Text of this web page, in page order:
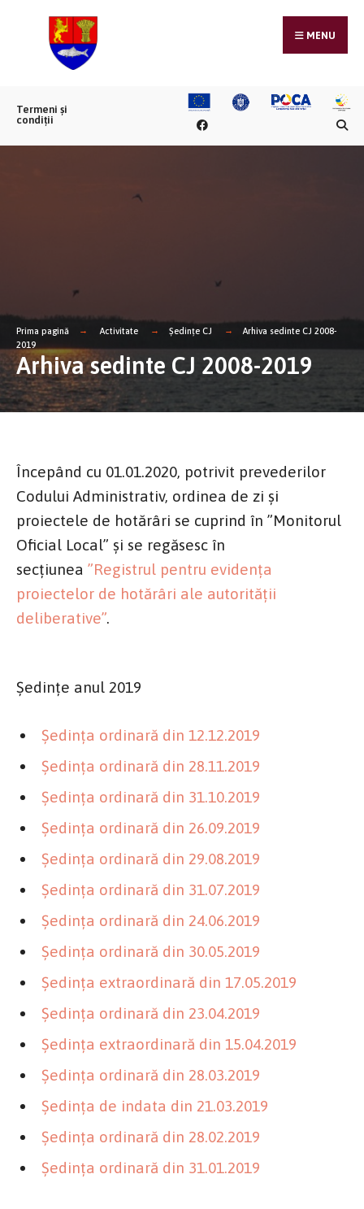
MENU
Termeni și
condiții
Prima pagină Activitate Ședințe CJ
Arhiva sedinte CJ 2008-
2019
Arhiva sedinte CJ 2008-2019
Începând cu 01.01.2020, potrivit prevederilor
Codului Administrativ, ordinea de zi și
proiectele de hotărâri se cuprind în ”Monitorul
Oficial Local” și se regăsesc în
secțiunea ”Registrul pentru evidența
proiectelor de hotărâri ale autorității
deliberative”.
Şedinţe anul 2019
Şedinţa ordinară din 12.12.2019
Şedinţa ordinară din 28.11.2019
Şedinţa ordinară din 31.10.2019
Şedinţa ordinară din 26.09.2019
Şedinţa ordinară din 29.08.2019
Şedinţa ordinară din 31.07.2019
Şedinţa ordinară din 24.06.2019
Şedinţa ordinară din 30.05.2019
Şedinţa extraordinară din 17.05.2019
Şedinţa ordinară din 23.04.2019
Şedinţa extraordinară din 15.04.2019
Şedinţa ordinară din 28.03.2019
Şedinţa de indata din 21.03.2019
Şedinţa ordinară din 28.02.2019
Şedinţa ordinară din 31.01.2019